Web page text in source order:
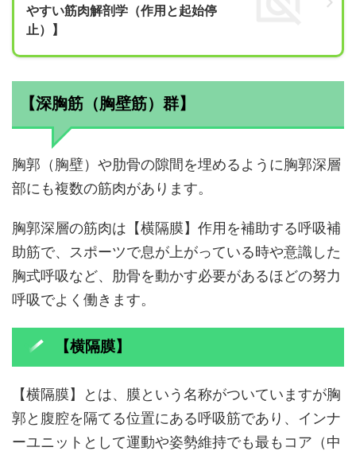
やすい筋肉解剖学（作用と起始停
止）】
【深胸筋（胸壁筋）群】
胸郭（胸壁）や肋骨の隙間を埋めるように胸郭深層
部にも複数の筋肉があります。
胸郭深層の筋肉は【横隔膜】作用を補助する呼吸補
助筋で、スポーツで息が上がっている時や意識した
胸式呼吸など、肋骨を動かす必要があるほどの努力
呼吸でよく働きます。
【横隔膜】
【横隔膜】とは、膜という名称がついていますが胸
郭と腹腔を隔てる位置にある呼吸筋であり、インナ
ーユニットとして運動や姿勢維持でも最もコア（中